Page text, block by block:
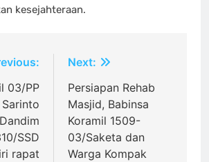
kesejahteraan.
03/PP
SSD
rapat
Next:
Persiapan Rehab
Masjid, Babinsa
Koramil 1509-
03/Saketa dan
Warga Kompak